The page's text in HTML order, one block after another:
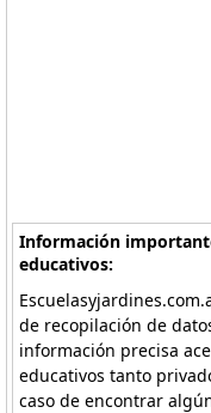
Información
educativos:
de recopilación de
información precisa
educativos tanto
caso de encontrar